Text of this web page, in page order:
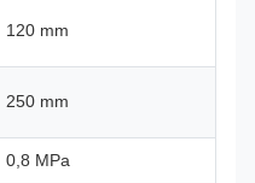
120 mm
250 mm
0,8 MPa